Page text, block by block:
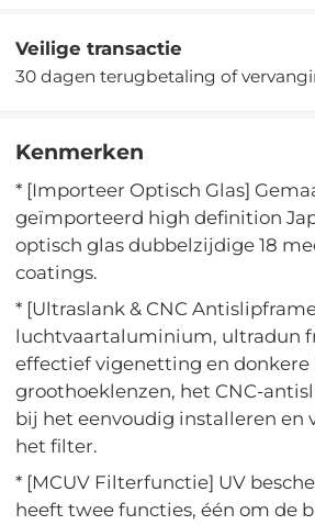
Veilige transactie
30 dagen terugbetaling of
Kenmerken
* [Importeer Optisch Glas]
geïmporteerd high definition
optisch glas dubbelzijdige 18
coatings.
* [Ultraslank & CNC
luchtvaartaluminium, ultradun
effectief vigenetting en donkere
groothoeklenzen, het CNC-
bij het eenvoudig installeren en
het filter.
* [MCUV Filterfunctie] UV
heeft twee functies, één om de